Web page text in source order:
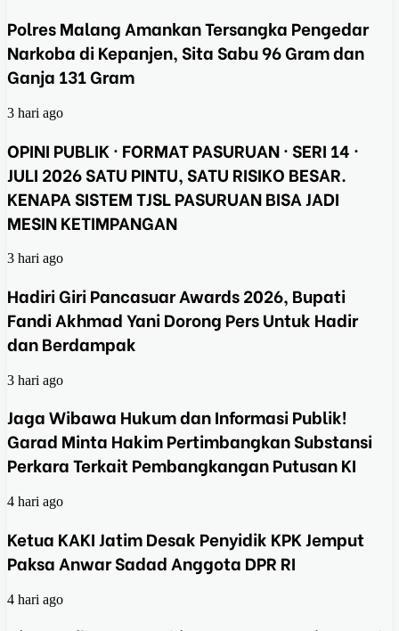
Polres Malang Amankan Tersangka Pengedar
Narkoba di Kepanjen, Sita Sabu 96 Gram dan
Ganja 131 Gram
3 hari ago
OPINI PUBLIK · FORMAT PASURUAN · SERI 14 ·
JULI 2026 SATU PINTU, SATU RISIKO BESAR.
KENAPA SISTEM TJSL PASURUAN BISA JADI
MESIN KETIMPANGAN
3 hari ago
Hadiri Giri Pancasuar Awards 2026, Bupati
Fandi Akhmad Yani Dorong Pers Untuk Hadir
dan Berdampak
3 hari ago
Jaga Wibawa Hukum dan Informasi Publik!
Garad Minta Hakim Pertimbangkan Substansi
Perkara Terkait Pembangkangan Putusan KI
4 hari ago
Ketua KAKI Jatim Desak Penyidik KPK Jemput
Paksa Anwar Sadad Anggota DPR RI
4 hari ago